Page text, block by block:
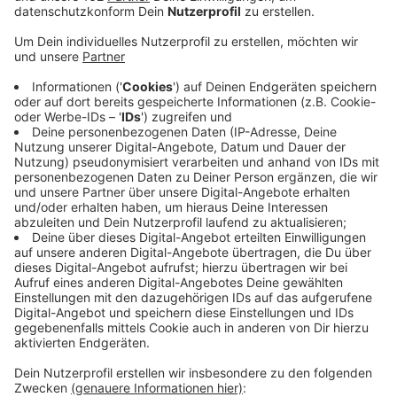
Anzeige
Gegen zunehmende Gewalt auf Fußballplätzen gibt es
jetzt eine zentrale Anlaufstelle in der Region. Der
Westdeutsche Fußballverband hat sie unter anderem
mit dem Fußballverband Niederrhein in Duisburg
gegründet. Dort sollen künftig alle Vorfälle im
Amateurfußball gemeldet werden. Ziel ist es, mit
Vereinen Projekte gegen Gewalt zu entwickeln. Im
Juni machte ein Fall Schlagzeilen: Beim Spiel gegen
den SV Büderich aus Wesel hatten Mitglieder von TuS
Asterlagen aus Duisburg zwei Schiedsrichter getreten
und geschlagen.
Anzeige